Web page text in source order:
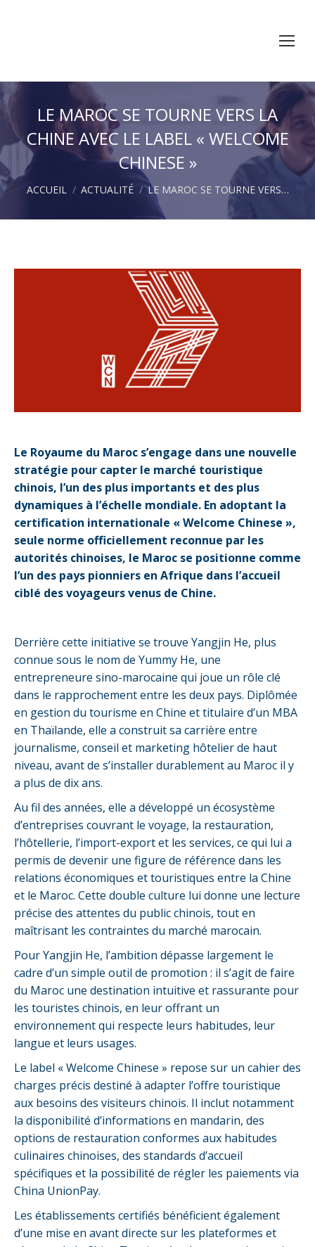
LE MAROC SE TOURNE VERS LA
CHINE AVEC LE LABEL « WELCOME
CHINESE »
Vous êtes ici :
ACCUEIL ACTUALITÉ LE MAROC SE TOURNE VERS…
Le Royaume du Maroc s’engage dans une nouvelle
stratégie pour capter le marché touristique
chinois, l’un des plus importants et des plus
dynamiques à l’échelle mondiale. En adoptant la
certification internationale « Welcome Chinese »,
seule norme officiellement reconnue par les
autorités chinoises, le Maroc se positionne comme
l’un des pays pionniers en Afrique dans l’accueil
ciblé des voyageurs venus de Chine.
Derrière cette initiative se trouve Yangjin He, plus
connue sous le nom de Yummy He, une
entrepreneure sino-marocaine qui joue un rôle clé
dans le rapprochement entre les deux pays. Diplômée
en gestion du tourisme en Chine et titulaire d’un MBA
en Thaïlande, elle a construit sa carrière entre
journalisme, conseil et marketing hôtelier de haut
niveau, avant de s’installer durablement au Maroc il y
a plus de dix ans.
Au fil des années, elle a développé un écosystème
d’entreprises couvrant le voyage, la restauration,
l’hôtellerie, l’import-export et les services, ce qui lui a
permis de devenir une figure de référence dans les
relations économiques et touristiques entre la Chine
et le Maroc. Cette double culture lui donne une lecture
précise des attentes du public chinois, tout en
maîtrisant les contraintes du marché marocain.
Pour Yangjin He, l’ambition dépasse largement le
cadre d’un simple outil de promotion : il s’agit de faire
du Maroc une destination intuitive et rassurante pour
les touristes chinois, en leur offrant un
environnement qui respecte leurs habitudes, leur
langue et leurs usages.
Le label « Welcome Chinese » repose sur un cahier des
charges précis destiné à adapter l’offre touristique
aux besoins des visiteurs chinois. Il inclut notamment
la disponibilité d’informations en mandarin, des
options de restauration conformes aux habitudes
culinaires chinoises, des standards d’accueil
spécifiques et la possibilité de régler les paiements via
China UnionPay.
Les établissements certifiés bénéficient également
d’une mise en avant directe sur les plateformes et